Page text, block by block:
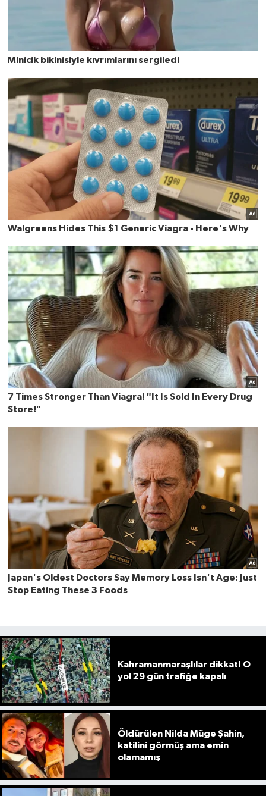
Kahramanmaraşlılar dikkat! O
yol 29 gün trafiğe kapalı
Öldürülen Nilda Müge Şahin,
katilini görmüş ama emin
olamamış